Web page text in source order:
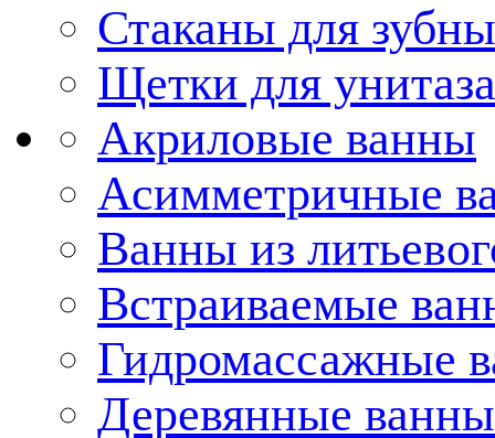
Стаканы для
Щетки для унитаза
Акриловые ванны
Асимметричные
Ванны из
Встраиваемые
Гидромассажные
Деревянные ванны